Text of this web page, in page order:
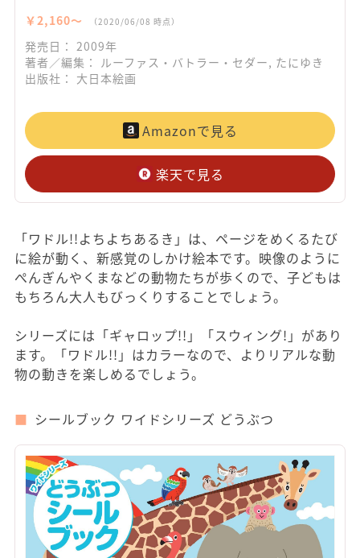
￥2,160〜 （2020/06/08 時点）
発売日： 2009年
著者／編集： ルーファス・バトラー・セダー, たにゆき
出版社： 大日本絵画
Amazonで見る
楽天で見る
「ワドル!!よちよちあるき」は、ページをめくるたび
に絵が動く、新感覚のしかけ絵本です。映像のように
ぺんぎんやくまなどの動物たちが歩くので、子どもは
もちろん大人もびっくりすることでしょう。
シリーズには「ギャロップ!!」「スウィング!」があり
ます。「ワドル!!」はカラーなので、よりリアルな動
物の動きを楽しめるでしょう。
シールブック ワイドシリーズ どうぶつ